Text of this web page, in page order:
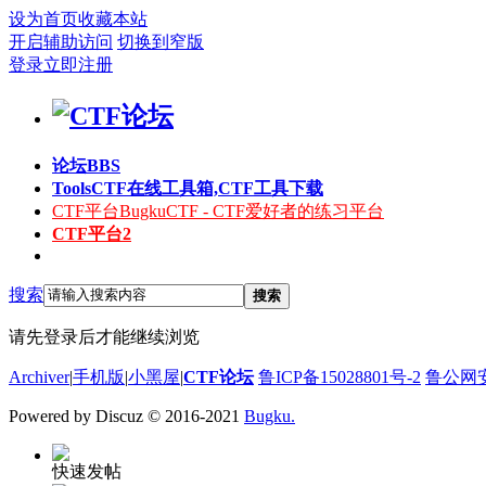
设为首页收藏本站
开启辅助访问 切换到窄版
登录立即注册
论坛BBS
ToolsCTF在线工具箱,CTF工具下载
CTF平台BugkuCTF - CTF爱好者的练习平台
CTF平台2
搜索 搜索
请先登录后才能继续浏览
Archiver|手机版|小黑屋|CTF论坛 鲁ICP备15028801号-2 鲁公网
Powered by Discuz © 2016-2021 Bugku.
快速发帖